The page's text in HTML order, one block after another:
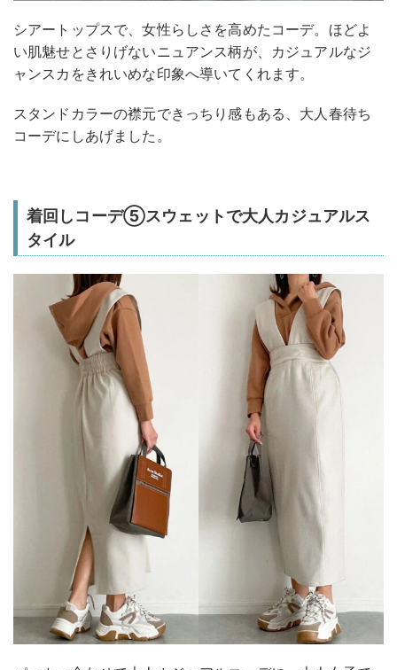
シアートップスで、女性らしさを高めたコーデ。ほどよ
い肌魅せとさりげないニュアンス柄が、カジュアルなジ
ャンスカをきれいめな印象へ導いてくれます。
スタンドカラーの襟元できっちり感もある、大人春待ち
コーデにしあげました。
着回しコーデ⑤スウェットで大人カジュアルス
タイル